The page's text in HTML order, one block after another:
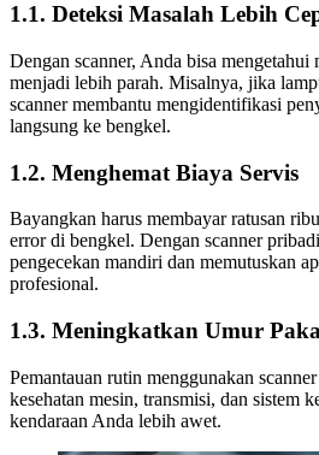
1.1. Deteksi Masalah Lebih
Dengan scanner, Anda bisa mengetahui
menjadi lebih parah. Misalnya, jika
scanner membantu mengidentifikasi
langsung ke bengkel.
1.2. Menghemat Biaya Servis
Bayangkan harus membayar ratusan
error di bengkel. Dengan scanner
pengecekan mandiri dan memutuskan
profesional.
1.3. Meningkatkan Umur
Pemantauan rutin menggunakan
kesehatan mesin, transmisi, dan sistem
kendaraan Anda lebih awet.